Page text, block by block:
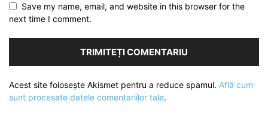
Save my name, email, and website in this browser for the
next time I comment.
Acest site folosește Akismet pentru a reduce spamul. Află cum
sunt procesate datele comentariilor tale.